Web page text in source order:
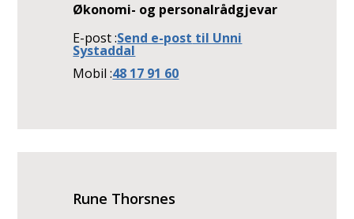
Økonomi- og personalrådgjevar
E-postSend e-post til Unni
Systaddal
Mobil48 17 91 60
Rune Thorsnes